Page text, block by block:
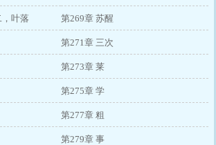
叶落 第269章 苏醒
第271章 三次
第273章 莱
第275章 学
第277章 粗
第279章 事